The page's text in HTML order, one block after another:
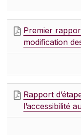
Premier
modification
Rapport
l’accessibilité